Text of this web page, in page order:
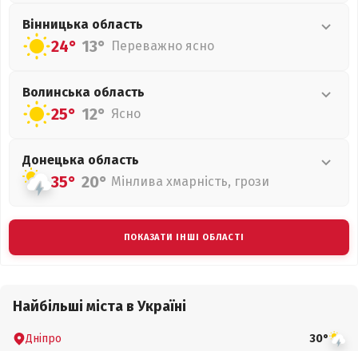
Вінницька область
24° 13° Переважно ясно
Волинська область
25° 12° Ясно
Донецька область
35° 20° Мінлива хмарність, грози
ПОКАЗАТИ ІНШІ ОБЛАСТІ
Найбільші міста в Україні
Дніпро 30°